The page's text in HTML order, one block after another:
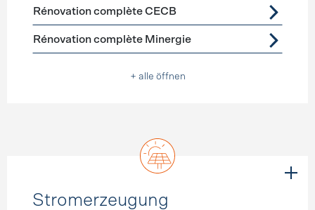
Rénovation complète CECB
Rénovation complète Minergie
+ alle öffnen
Stromerzeugung